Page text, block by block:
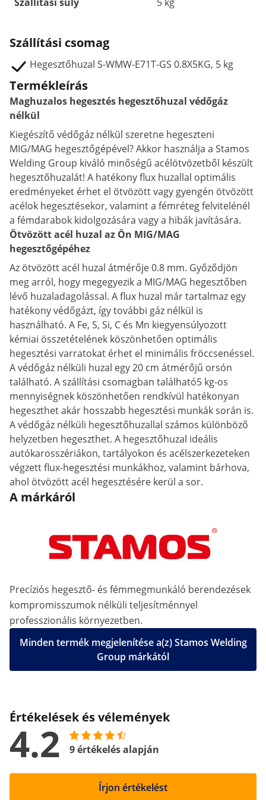
Szállítási csomag
Hegesztőhuzal S-WMW-E71T-GS 0.8X5KG, 5 kg
Termékleírás
Maghuzalos hegesztés hegesztőhuzal védőgáz
nélkül
Kiegészítő védőgáz nélkül szeretne hegeszteni
MIG/MAG hegesztőgépével? Akkor használja a Stamos
Welding Group kiváló minőségű acélötvözetből készült
hegesztőhuzalát! A hatékony flux huzallal optimális
eredményeket érhet el ötvözött vagy gyengén ötvözött
acélok hegesztésekor, valamint a fémréteg felvitelénél
a fémdarabok kidolgozására vagy a hibák javítására.
Ötvözött acél huzal az Ön MIG/MAG
hegesztőgépéhez
Az ötvözött acél huzal átmérője 0.8 mm. Győződjön
meg arról, hogy megegyezik a MIG/MAG hegesztőben
lévő huzaladagolással. A flux huzal már tartalmaz egy
hatékony védőgázt, így további gáz nélkül is
használható. A Fe, S, Si, C és Mn kiegyensúlyozott
kémiai összetételének köszönhetően optimális
hegesztési varratokat érhet el minimális fröccsenéssel.
A védőgáz nélküli huzal egy 20 cm átmérőjű orsón
található. A szállítási csomagban található5 kg-os
mennyiségnek köszönhetően rendkívül hatékonyan
hegeszthet akár hosszabb hegesztési munkák során is.
A védőgáz nélküli hegesztőhuzallal számos különböző
helyzetben hegeszthet. A hegesztőhuzal ideális
autókarosszériákon, tartályokon és acélszerkezeteken
végzett flux-hegesztési munkákhoz, valamint bárhova,
ahol ötvözött acél hegesztésére kerül a sor.
A márkáról
Precíziós hegesztő- és fémmegmunkáló berendezések
kompromisszumok nélküli teljesítménnyel
professzionális környezetben.
Minden termék megjelenítése a(z) Stamos Welding
Group márkától
Értékelések és vélemények
4.2 9 értékelés alapján
Írjon értékelést